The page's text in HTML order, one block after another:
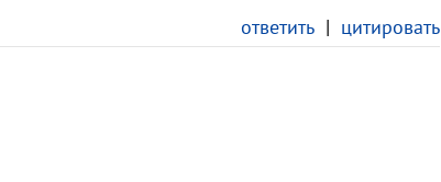
ответить | цитировать